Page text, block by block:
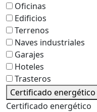
Oficinas
Edificios
Terrenos
Naves industriales
Garajes
Hoteles
Trasteros
Certificado energético
Certificado energético